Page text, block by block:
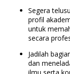
Segera
profil
untuk
secara
Jadilah
dan